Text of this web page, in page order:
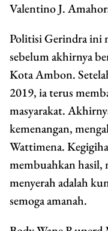
Valentino J.
Politisi Gerindra ini
sebelum akhirnya
Kota Ambon.
2019, ia terus
masyarakat.
kemenangan,
Wattimena.
membuahkan hasil,
menyerah adalah
semoga amanah.